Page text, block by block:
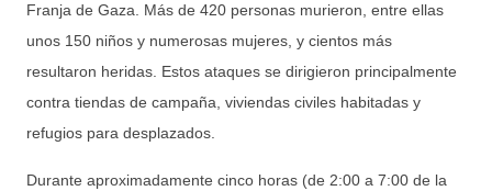
Franja de Gaza. Más de 420 personas murieron, entre ellas
unos 150 niños y numerosas mujeres, y cientos más
resultaron heridas. Estos ataques se dirigieron principalmente
contra tiendas de campaña, viviendas civiles habitadas y
refugios para desplazados.
Durante aproximadamente cinco horas (de 2:00 a 7:00 de la